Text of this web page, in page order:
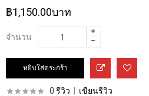
฿1,150.00บาท
จำนวน
0 รีวิว เขียนรีวิว